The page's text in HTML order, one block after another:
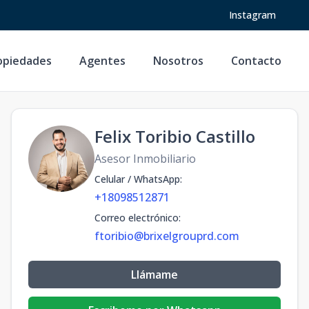
Instagram
Agentes Nosotros Contacto
Felix Toribio Castillo
Asesor Inmobiliario
Celular / WhatsApp:
+18098512871
Correo electrónico:
ftoribio@brixelgrouprd.com
Llámame